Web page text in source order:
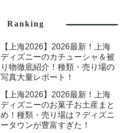
Ranking
【上海2026】2026最新！上海
ディズニーのカチューシャ＆被
り物徹底紹介！種類・売り場の
写真大量レポート！
【上海2026】2026最新！上海
ディズニーのお菓子お土産まと
め！種類・売り場は？ディズニ
ータウンが豊富すぎた！